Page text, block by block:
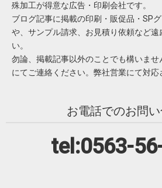
殊加工が得意な広告・印刷会社です。
ブログ記事に掲載の印刷・販促品・SP
や、サンプル請求、お見積り依頼など遠
い。
勿論、掲載記事以外のことでも構いま
にてご連絡ください。弊社営業にて対応
お電話でのお問
tel:0563-